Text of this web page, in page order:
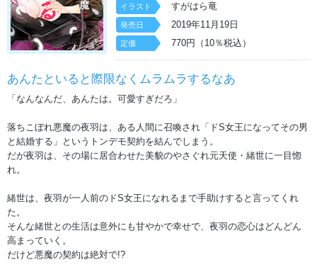
イラスト すがはら竜
発売日 2019年11月19日
定価 770円（10％税込）
あんたといると際限なくムラムラするなあ
「なんなんだ、あんたは。可愛すぎだろ」
落ちこぼれ悪魔の夜羽は、ある人間に召喚され「ドS女王になってその男
と結婚する」というトンデモ契約を結んでしまう。
だが夜羽は、その場に居合わせた美貌のやさぐれ元天使・緒世に一目惚
れ。
緒世は、夜羽が一人前のドS女王になれるまで手助けすると言ってくれ
た。
そんな緒世との生活は意外にも甘やかで幸せで、夜羽の恋心はどんどん
高まっていく。
だけど悪魔の契約は絶対で!?